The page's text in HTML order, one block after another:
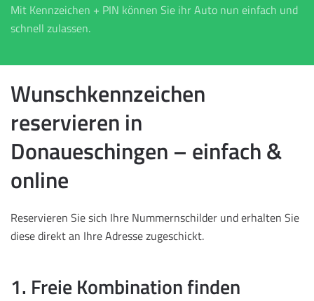
Mit Kennzeichen + PIN können Sie ihr Auto nun einfach und
schnell zulassen.
Wunschkennzeichen
reservieren in
Donaueschingen – einfach &
online
Reservieren Sie sich Ihre Nummernschilder und erhalten Sie
diese direkt an Ihre Adresse zugeschickt.
1. Freie Kombination finden